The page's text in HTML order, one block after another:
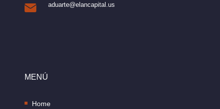
aduarte@elancapital.us
MENÚ
Home